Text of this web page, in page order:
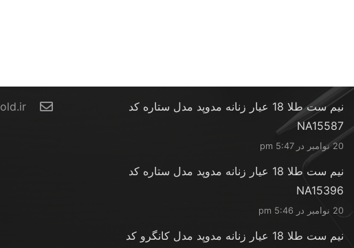
نیم ست طلا 18 عیار زنانه مدوپد مدل ستاره کد
NA15587
20 نوامبر در 5:47 pm
نیم ست طلا 18 عیار زنانه مدوپد مدل ستاره کد
NA15396
20 نوامبر در 5:46 pm
نیم ست طلا 18 عیار زنانه مدوپد مدل کانگرو کد